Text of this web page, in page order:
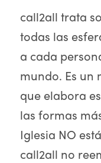
call2all trata
todas las
a cada
mundo. Es
que elabora
las formas
Iglesia NO
call2all no